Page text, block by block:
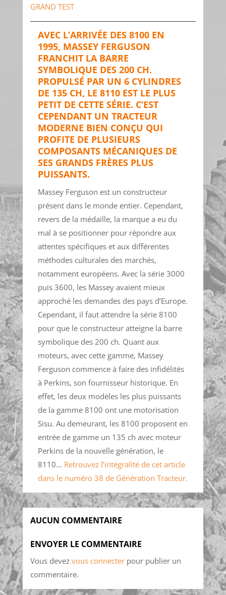
GRAND TEST
AVEC L’ARRIVÉE DES 8100 EN
1995, MASSEY FERGUSON
FRANCHIT LA BARRE
SYMBOLIQUE DES 200 CH.
PROPULSÉ PAR UN 6 CYLINDRES
DE 135 CH, LE 8110 EST LE PLUS
PETIT DE CETTE SÉRIE. C’EST
CEPENDANT UN TRACTEUR
MODERNE BIEN CONÇU QUI
PROFITE DE PLUSIEURS
COMPOSANTS MÉCANIQUES DE
SES GRANDS FRÈRES PLUS
PUISSANTS.
Massey Ferguson est un constructeur
présent dans le monde entier. Cependant,
revers de la médaille, la marque a eu du
mal à se positionner pour répondre aux
attentes spécifiques et aux différentes
méthodes culturales des marchés,
notamment européens. Avec la série 3000
puis 3600, les Massey avaient mieux
approché les demandes des pays d’Europe.
Cependant, il faut attendre la série 8100
pour que le constructeur atteigne la barre
symbolique des 200 ch. Quant aux
moteurs, avec cette gamme, Massey
Ferguson commence à faire des infidélités
à Perkins, son fournisseur historique. En
effet, les deux modèles les plus puissants
de la gamme 8100 ont une motorisation
Sisu. Au demeurant, les 8100 proposent en
entrée de gamme un 135 ch avec moteur
Perkins de la nouvelle génération, le
8110… Retrouvez l’intégralité de cet article
dans le numéro 38 de Génération Tracteur.
AUCUN COMMENTAIRE
ENVOYER LE COMMENTAIRE
Vous devez vous connecterpour publier un
commentaire.